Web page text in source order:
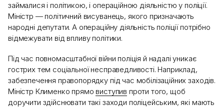
займалися і політикою, і операційною діяльністю у поліції.
Міністр — політичний висуванець, якого призначають
народні депутати. А операційну діяльність поліції потрібно
відмежувати від впливу політики.
Під час повномасштабної війни поліція й надалі уникає
гострих тем соціальної несправедливості. Наприклад,
забезпечення правопорядку під час мобілізаційних заходів.
Міністр Клименко прямо виступив проти того, щоб
доручити здійснювати такі заходи поліцейським, які мають